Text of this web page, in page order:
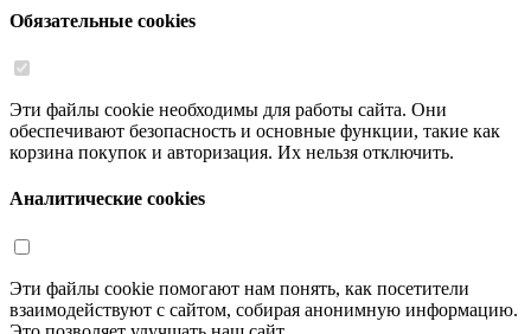
Обязательные cookies
Эти файлы cookie необходимы для работы сайта. Они
обеспечивают безопасность и основные функции, такие как
корзина покупок и авторизация. Их нельзя отключить.
Аналитические cookies
Эти файлы cookie помогают нам понять, как посетители
взаимодействуют с сайтом, собирая анонимную информацию.